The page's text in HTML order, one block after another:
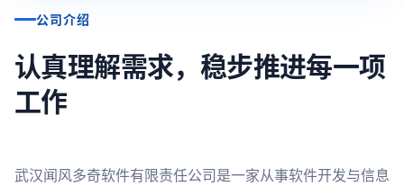
公司介绍
认真理解需求，稳步推进每一项
工作
武汉闻风多奇软件有限责任公司是一家从事软件开发与信息